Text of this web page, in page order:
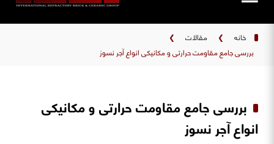
خانه ❯ مقالات
❯
بررسی جامع مقاومت حرارتی و مکانیکی انواع آجر نسوز
بررسی جامع مقاومت حرارتی و مکانیکی
انواع آجر نسوز